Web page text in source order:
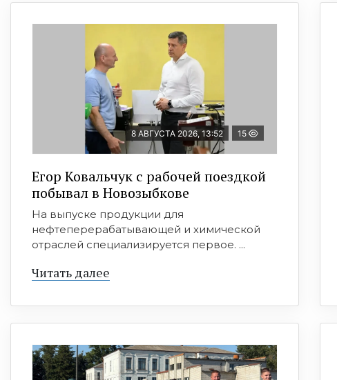
8 АВГУСТА 2026, 13:52 15
Егор Ковальчук с рабочей поездкой
побывал в Новозыбкове
На выпуске продукции для
нефтеперерабатывающей и химической
отраслей специализируется первое. ...
Читать далее